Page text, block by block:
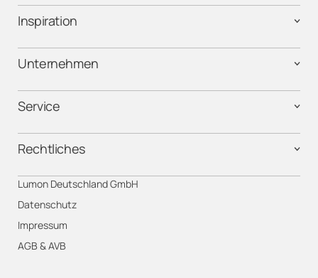
Inspiration
Unternehmen
Service
Rechtliches
Lumon Deutschland GmbH
Datenschutz
Impressum
AGB & AVB